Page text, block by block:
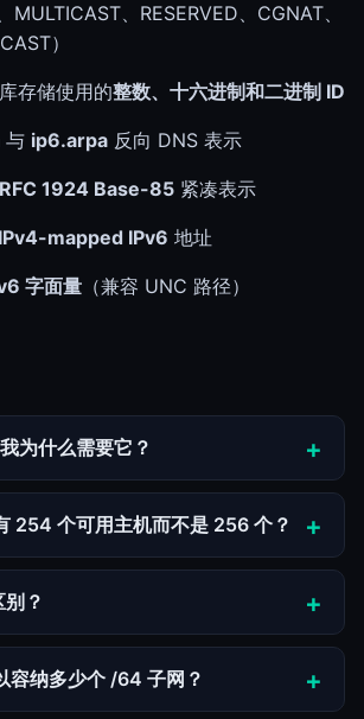
MULTICAST、RESERVED、CGNAT、
）
存储使用的整数、十六进制和二进制 ID
与 ip6.arpa 反向 DNS 表示
RFC 1924 Base-85 紧凑表示
IPv4-mapped IPv6 地址
字面量 （兼容 UNC 路径）
为什么需要它？
254 个可用主机而不是 256 个？
？
容纳多少个 /64 子网？